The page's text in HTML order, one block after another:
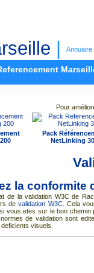
Annuaire
Pour
Pack
NetLinking
la conformite
de la validation W3C de
devalidation W3C. Cela
vous etes sur le bon
de validation sont
visuels.